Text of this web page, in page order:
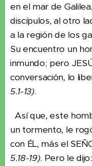
en el mar de
discípulos, al otro
a la región de los
Su encuentro un
inmundo; pero
conversación, lo
5.1-13).
Así que, este
un tormento, le
con ÉL, más el
5.18-19). Pero le dijo: